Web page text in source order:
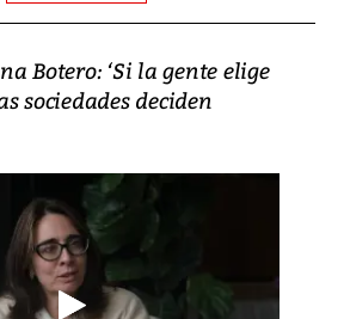
Botero: ‘Si la gente elige
sociedades deciden